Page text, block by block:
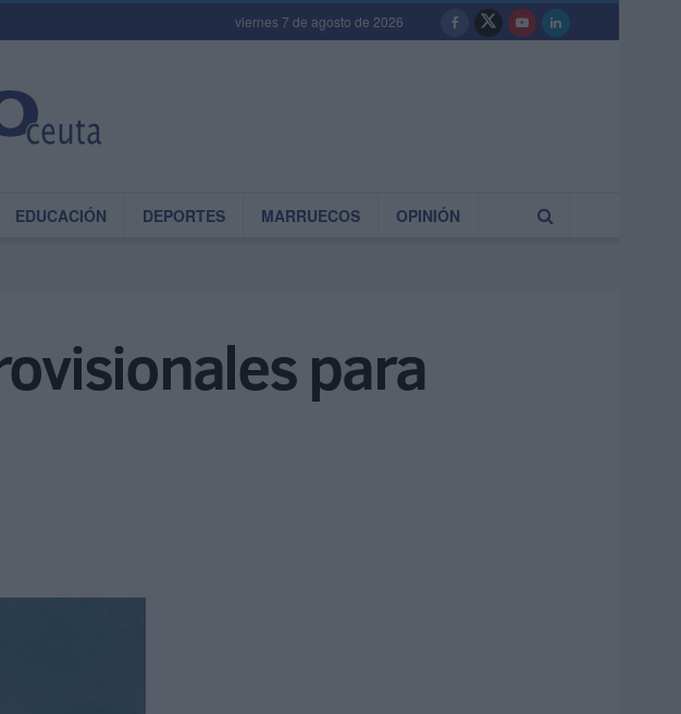
viernes 7 de agosto de 2026
EDUCACIÓN DEPORTES MARRUECOS OPINIÓN
para